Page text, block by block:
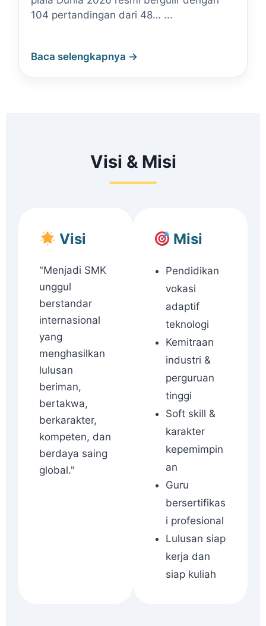
104 pertandingan dari 48… ...
Baca selengkapnya →
Visi & Misi
Visi
"Menjadi SMK
unggul
berstandar
internasional
yang
menghasilkan
lulusan
beriman,
bertakwa,
berkarakter,
kompeten, dan
berdaya saing
global."
Misi
Pendidikan
vokasi
adaptif
teknologi
Kemitraan
industri &
perguruan
tinggi
Soft skill &
karakter
kepemimpin
an
Guru
bersertifikas
i profesional
Lulusan siap
kerja dan
siap kuliah